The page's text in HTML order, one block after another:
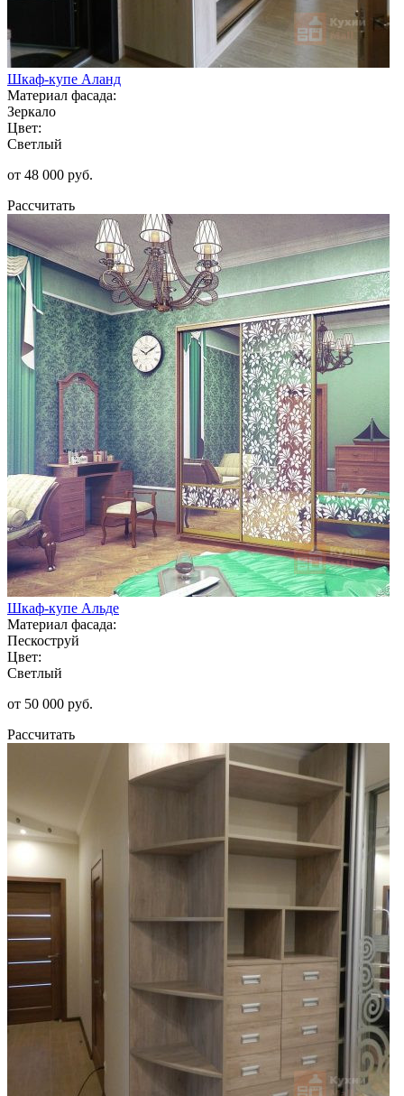
Шкаф-купе Аланд
Материал фасада:
Зеркало
Цвет:
Светлый
от 48 000 руб.
Рассчитать
Шкаф-купе Альде
Материал фасада:
Пескоструй
Цвет:
Светлый
от 50 000 руб.
Рассчитать